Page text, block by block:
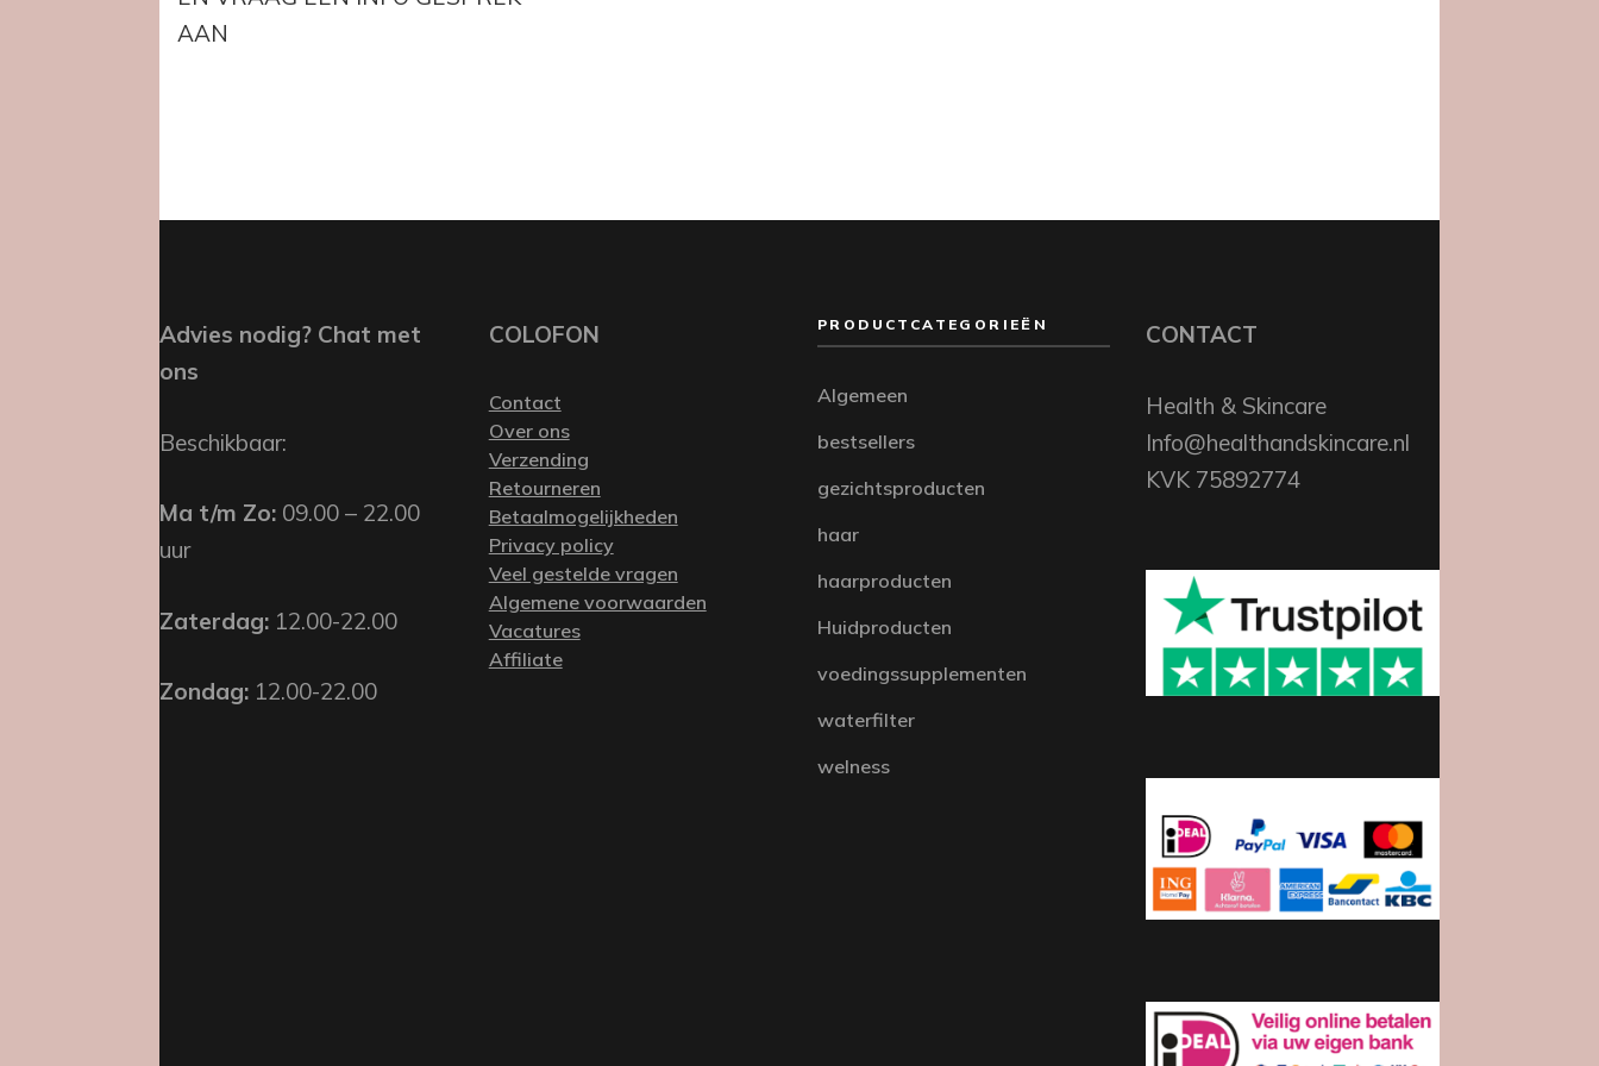
AAN
Advies nodig? Chat met
ons
Beschikbaar:
Ma t/m Zo: 09.00 – 22.00
uur
Zaterdag: 12.00-22.00
Zondag: 12.00-22.00
COLOFON
Contact
Over ons
Verzending
Retourneren
Betaalmogelijkheden
Privacy policy
Veel gestelde vragen
Algemene voorwaarden
Vacatures
Affiliate
PRODUCTCATEGORIEËN
Algemeen
bestsellers
gezichtsproducten
haar
haarproducten
Huidproducten
voedingssupplementen
waterfilter
welness
CONTACT
Health & Skincare
Info@healthandskincare.nl
KVK 75892774